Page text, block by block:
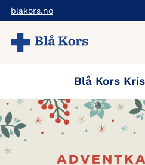
Hopp
til
hovedinnholdet
blakors.no
Blå Kors